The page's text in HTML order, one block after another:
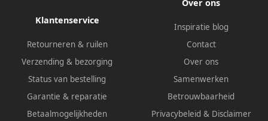
Klantenservice
Retourneren & ruilen
Verzending & bezorging
Status van bestelling
Garantie & reparatie
Betaalmogelijkheden
Over ons
Inspiratie blog
Contact
Over ons
Samenwerken
Betrouwbaarheid
Privacybeleid & Disclaimer